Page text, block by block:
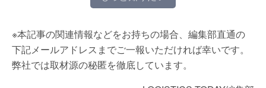
※本記事の関連情報などをお持ちの場合、編集部直通の
下記メールアドレスまでご一報いただければ幸いです。
弊社では取材源の秘匿を徹底しています。